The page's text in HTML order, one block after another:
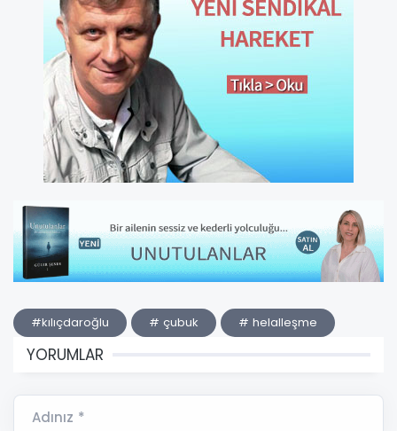
#kılıçdaroğlu # çubuk # helalleşme
YORUMLAR
Adınız *